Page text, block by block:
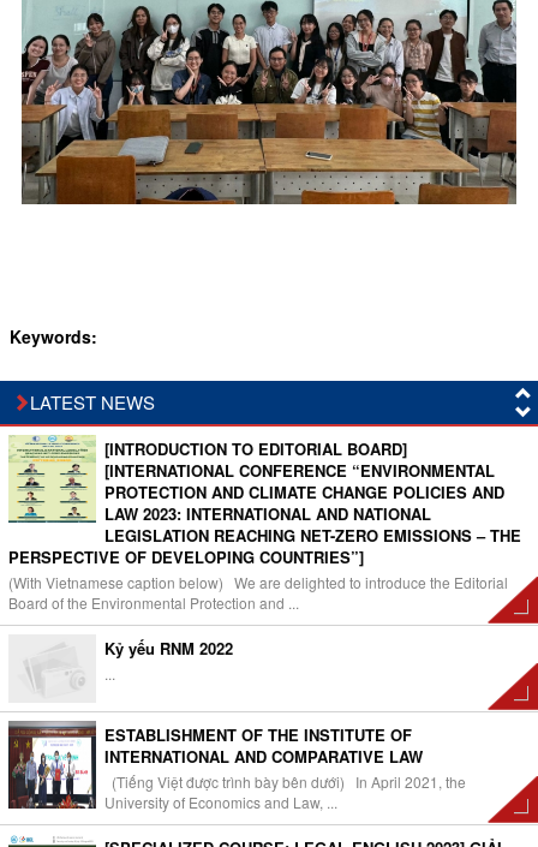
Keywords:
LATEST NEWS
[INTRODUCTION TO EDITORIAL BOARD]
[INTERNATIONAL CONFERENCE “ENVIRONMENTAL
PROTECTION AND CLIMATE CHANGE POLICIES AND
LAW 2023: INTERNATIONAL AND NATIONAL
LEGISLATION REACHING NET-ZERO EMISSIONS – THE
PERSPECTIVE OF DEVELOPING COUNTRIES”]
(With Vietnamese caption below) We are delighted to introduce the Editorial
Board of the Environmental Protection and ...
Kỷ yếu RNM 2022
...
ESTABLISHMENT OF THE INSTITUTE OF
INTERNATIONAL AND COMPARATIVE LAW
(Tiếng Việt được trình bày bên dưới) In April 2021, the
University of Economics and Law, ...